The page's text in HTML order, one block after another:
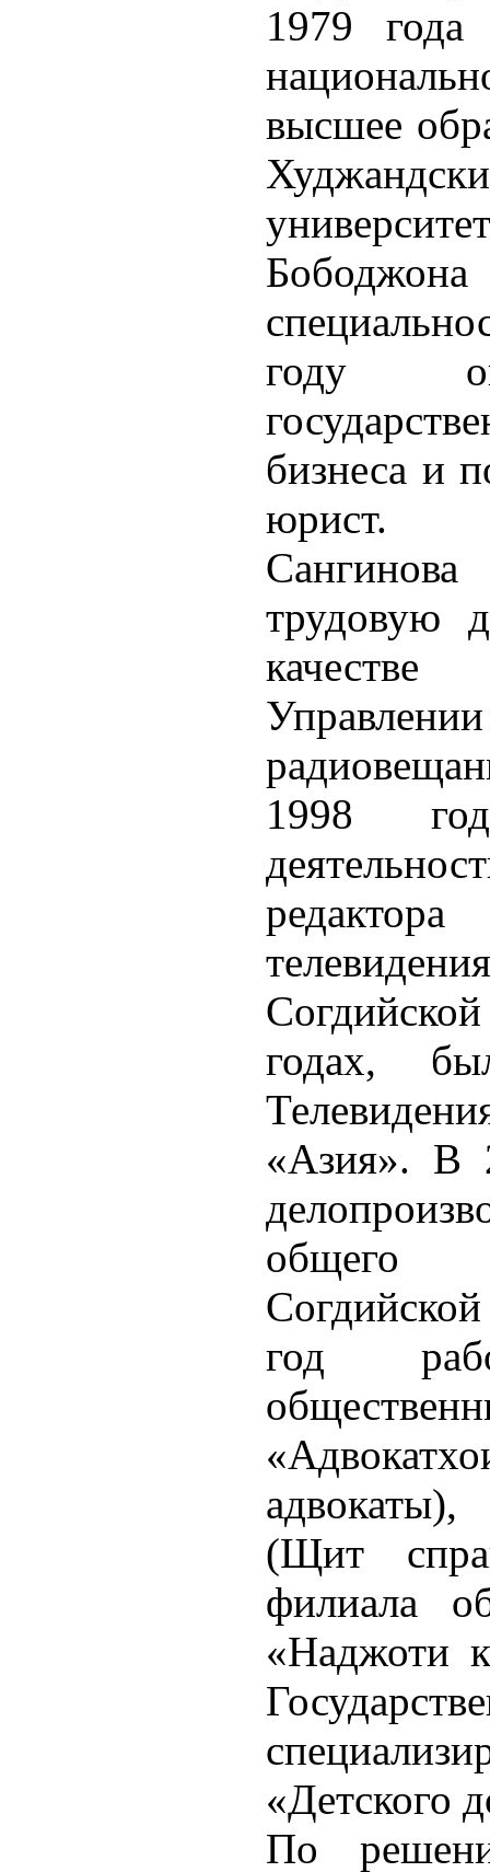
1979
высшее
году
бизнеса и
юрист.
трудовую
1998
годах,
«Азия». В
общего
год
адвокаты),
(Щит
филиала
«Наджоти
«Детского
По